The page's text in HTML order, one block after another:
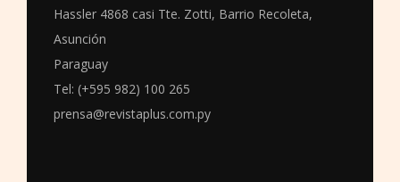
Hassler 4868 casi Tte. Zotti, Barrio Recoleta,
Asunción
Paraguay
Tel: (+595 982) 100 265
prensa@revistaplus.com.py